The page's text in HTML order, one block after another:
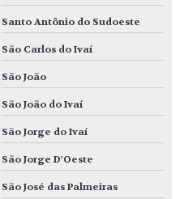
Santo Antônio do Sudoeste
São Carlos do Ivaí
São João
São João do Ivaí
São Jorge do Ivaí
São Jorge D'Oeste
São José das Palmeiras